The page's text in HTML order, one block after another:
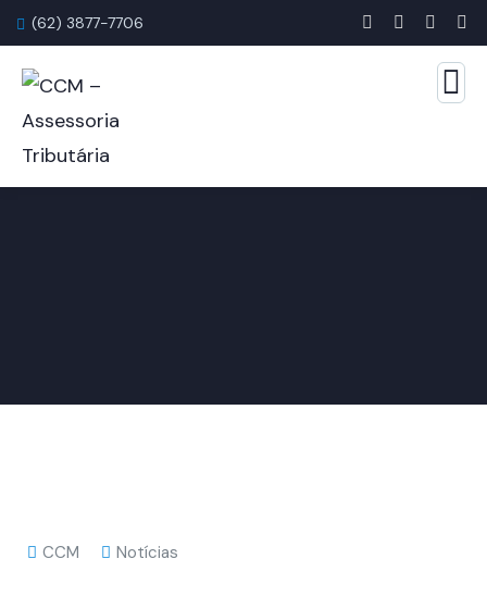
(62) 3877-7706
CCM Notícias